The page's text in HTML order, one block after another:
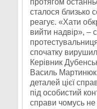
протягом
сталося близько
реагує. «Хати
вийти надвір», –
спочатку
Керівник
Василь
деталей цієї
під особистий
справи чомусь